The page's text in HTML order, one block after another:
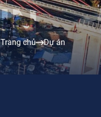
Trang chủ Dự án